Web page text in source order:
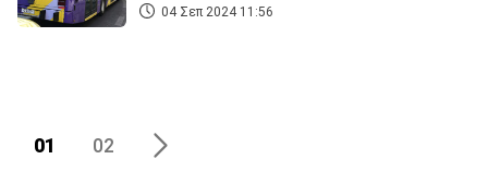
04 Σεπ 2024 11:56
01 02